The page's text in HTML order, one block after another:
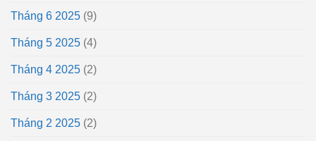
Tháng 6 2025 (9)
Tháng 5 2025 (4)
Tháng 4 2025 (2)
Tháng 3 2025 (2)
Tháng 2 2025 (2)